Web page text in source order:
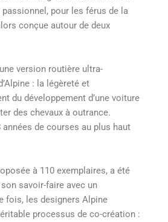
passionnel, pour les férus de la
conçue autour de deux
version routière ultra-
: la légèreté et
du développement d’une voiture
des chevaux à outrance.
années de courses au plus haut
à 110 exemplaires, a été
savoir-faire avec un
fois, les designers Alpine
processus de co-création :